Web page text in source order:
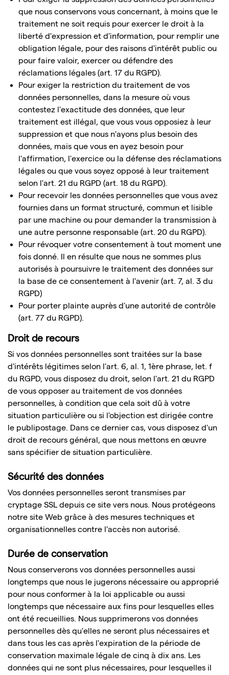
que nous conservons vous concernant, à moins que le
traitement ne soit requis pour exercer le droit à la
liberté d'expression et d'information, pour remplir une
obligation légale, pour des raisons d'intérêt public ou
pour faire valoir, exercer ou défendre des
réclamations légales (art. 17 du RGPD).
Pour exiger la restriction du traitement de vos
données personnelles, dans la mesure où vous
contestez l'exactitude des données, que leur
traitement est illégal, que vous vous opposiez à leur
suppression et que nous n'ayons plus besoin des
données, mais que vous en ayez besoin pour
l'affirmation, l'exercice ou la défense des réclamations
légales ou que vous soyez opposé à leur traitement
selon l'art. 21 du RGPD (art. 18 du RGPD).
Pour recevoir les données personnelles que vous avez
fournies dans un format structuré, commun et lisible
par une machine ou pour demander la transmission à
une autre personne responsable (art. 20 du RGPD).
Pour révoquer votre consentement à tout moment une
fois donné. Il en résulte que nous ne sommes plus
autorisés à poursuivre le traitement des données sur
la base de ce consentement à l'avenir (art. 7, al. 3 du
RGPD)
Pour porter plainte auprès d'une autorité de contrôle
(art. 77 du RGPD).
Droit de recours
Si vos données personnelles sont traitées sur la base
d'intérêts légitimes selon l'art. 6, al. 1, 1ère phrase, let. f
du RGPD, vous disposez du droit, selon l'art. 21 du RGPD
de vous opposer au traitement de vos données
personnelles, à condition que cela soit dû à votre
situation particulière ou si l'objection est dirigée contre
le publipostage. Dans ce dernier cas, vous disposez d'un
droit de recours général, que nous mettons en œuvre
sans spécifier de situation particulière.
Sécurité des données
Vos données personnelles seront transmises par
cryptage SSL depuis ce site vers nous. Nous protégeons
notre site Web grâce à des mesures techniques et
organisationnelles contre l'accès non autorisé.
Durée de conservation
Nous conserverons vos données personnelles aussi
longtemps que nous le jugerons nécessaire ou approprié
pour nous conformer à la loi applicable ou aussi
longtemps que nécessaire aux fins pour lesquelles elles
ont été recueillies. Nous supprimerons vos données
personnelles dès qu'elles ne seront plus nécessaires et
dans tous les cas après l'expiration de la période de
conservation maximale légale de cinq à dix ans. Les
données qui ne sont plus nécessaires, pour lesquelles il